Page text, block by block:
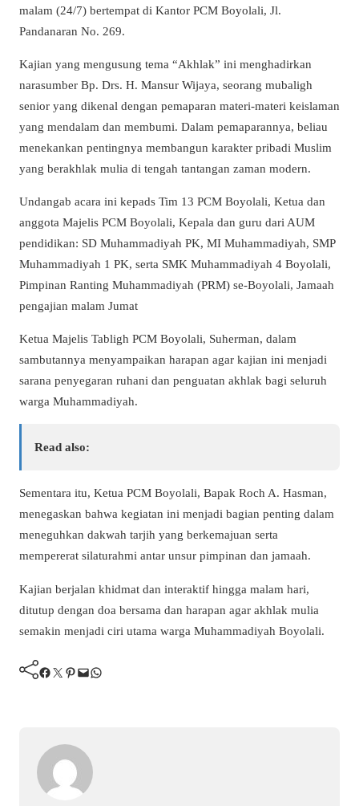
malam (24/7) bertempat di Kantor PCM Boyolali, Jl.
Pandanaran No. 269.
Kajian yang mengusung tema “Akhlak” ini menghadirkan
narasumber Bp. Drs. H. Mansur Wijaya, seorang mubaligh
senior yang dikenal dengan pemaparan materi-materi keislaman
yang mendalam dan membumi. Dalam pemaparannya, beliau
menekankan pentingnya membangun karakter pribadi Muslim
yang berakhlak mulia di tengah tantangan zaman modern.
Undangab acara ini kepads Tim 13 PCM Boyolali, Ketua dan
anggota Majelis PCM Boyolali, Kepala dan guru dari AUM
pendidikan: SD Muhammadiyah PK, MI Muhammadiyah, SMP
Muhammadiyah 1 PK, serta SMK Muhammadiyah 4 Boyolali,
Pimpinan Ranting Muhammadiyah (PRM) se-Boyolali, Jamaah
pengajian malam Jumat
Ketua Majelis Tabligh PCM Boyolali, Suherman, dalam
sambutannya menyampaikan harapan agar kajian ini menjadi
sarana penyegaran ruhani dan penguatan akhlak bagi seluruh
warga Muhammadiyah.
Read also:
Sementara itu, Ketua PCM Boyolali, Bapak Roch A. Hasman,
menegaskan bahwa kegiatan ini menjadi bagian penting dalam
meneguhkan dakwah tarjih yang berkemajuan serta
mempererat silaturahmi antar unsur pimpinan dan jamaah.
Kajian berjalan khidmat dan interaktif hingga malam hari,
ditutup dengan doa bersama dan harapan agar akhlak mulia
semakin menjadi ciri utama warga Muhammadiyah Boyolali.
Facebook Twitter Pinterest Mail WhatsApp